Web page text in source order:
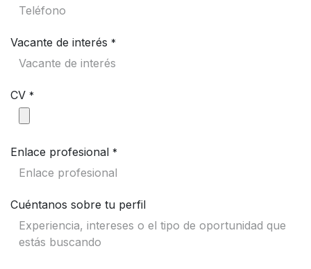
Vacante de interés *
CV *
Enlace profesional *
Cuéntanos sobre tu perfil